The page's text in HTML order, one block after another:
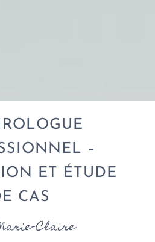
–
ET ÉTUDE
CAS
Claire